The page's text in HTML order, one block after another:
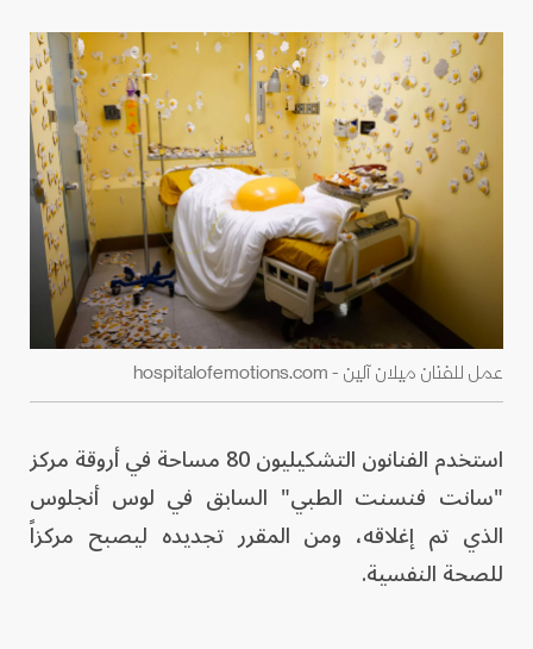
عمل للفنان ميلان آلين - hospitalofemotions.com
استخدم الفنانون التشكيليون 80 مساحة في أروقة مركز
"سانت فنسنت الطبي" السابق في لوس أنجلوس
الذي تم إغلاقه، ومن المقرر تجديده ليصبح مركزاً
للصحة النفسية.